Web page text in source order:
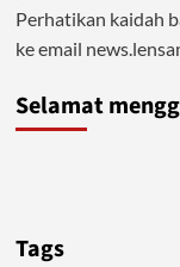
Perhatikan kaidah
ke email
Selamat
Tags